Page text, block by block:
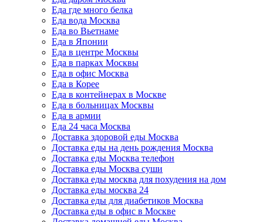
Еда где много белка
Еда вода Москва
Еда во Вьетнаме
Еда в Японии
Еда в центре Москвы
Еда в парках Москвы
Еда в офис Москва
Еда в Корее
Еда в контейнерах в Москве
Еда в больницах Москвы
Еда в армии
Еда 24 часа Москва
Доставка здоровой еды Москва
Доставка еды на день рождения Москва
Доставка еды Москва телефон
Доставка еды Москва суши
Доставка еды москва для похудения на дом
Доставка еды москва 24
Доставка еды для диабетиков Москва
Доставка еды в офис в Москве